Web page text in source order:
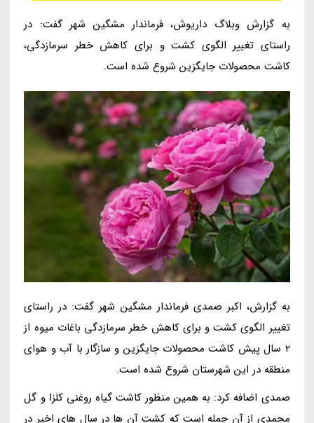
به گزارش وبلاگ داریوش، فرماندار مشگین شهر گفت: در
راستای تغییر الگوی کشت و برای کاهش خطر سرمازدگی،
کاشت محصولات جایگزین شروع شده است.
به گزارش، اکبر صمدی فرماندار مشگین شهر گفت: در راستای
تغییر الگوی کشت و برای کاهش خطر سرمازدگی باغات میوه از
2 سال پیش کاشت محصولات جایگزین و سازگار با آب و هوای
منطقه در این شهرستان شروع شده است.
صمدی اضافه کرد: به همین منظور کاشت گیاه روغنی کلزا و گل
محمدی از آن جمله است که کشت آن ها در سال های اخیر در